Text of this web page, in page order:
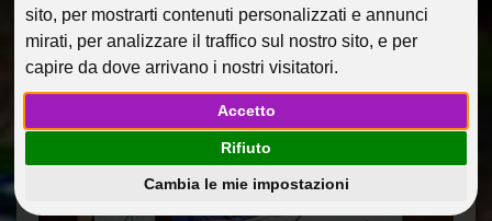
sito, per mostrarti contenuti personalizzati e annunci
mirati, per analizzare il traffico sul nostro sito, e per
capire da dove arrivano i nostri visitatori.
Accetto
Rifiuto
Cambia le mie impostazioni
VACANZE
22 Dic 2013 Protagonisti AlessandraC